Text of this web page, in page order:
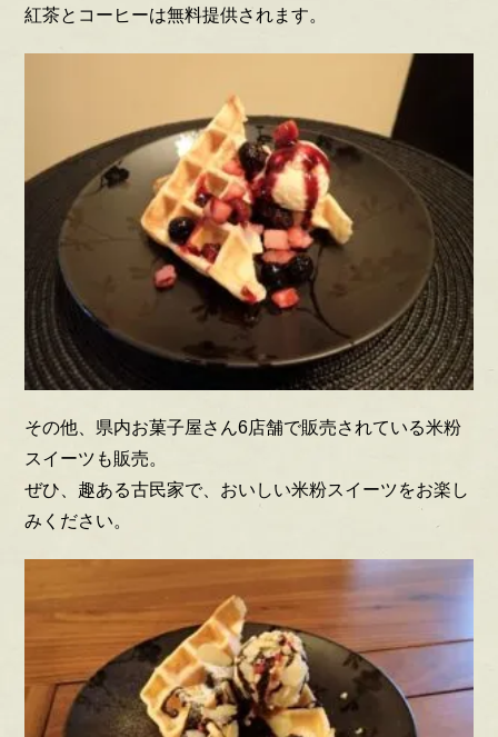
紅茶とコーヒーは無料提供されます。
その他、県内お菓子屋さん6店舗で販売されている米粉
スイーツも販売。
ぜひ、趣ある古民家で、おいしい米粉スイーツをお楽し
みください。